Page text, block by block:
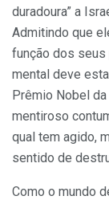
duradoura” a
Admitindo que
função dos
mental deve
Prêmio Nobel
mentiroso
qual tem agido,
sentido de
Como o mundo